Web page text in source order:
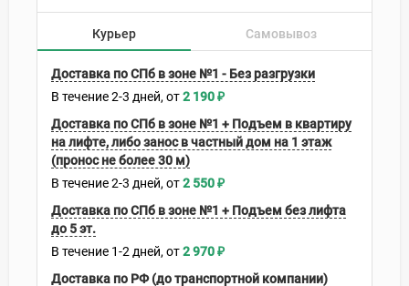
Курьер Самовывоз
Доставка по СПб в зоне №1 - Без разгрузки
В течение2-3 дней 2 190₽
Доставка по СПб в зоне №1 + Подъем в квартиру
на лифте, либо занос в частный дом на 1 этаж
(пронос не более 30 м)
В течение2-3 дней 2 550₽
Доставка по СПб в зоне №1 + Подъем без лифта
до 5 эт.
В течение 1-2 дней 2 970₽
Доставка по РФ (до транспортной компании)